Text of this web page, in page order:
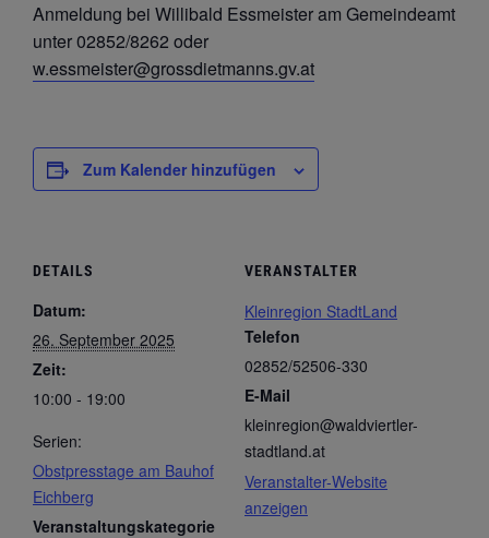
Anmeldung bei Willibald Essmeister am Gemeindeamt
unter 02852/8262 oder
w.essmeister@grossdietmanns.gv.at
Zum Kalender hinzufügen
DETAILS
Datum:
26. September 2025
Zeit:
10:00 - 19:00
Serien:
Obstpresstage am Bauhof
Eichberg
Veranstaltungskategorie
VERANSTALTER
Kleinregion StadtLand
Telefon
02852/52506-330
E-Mail
kleinregion@waldviertler-
stadtland.at
Veranstalter-Website
anzeigen